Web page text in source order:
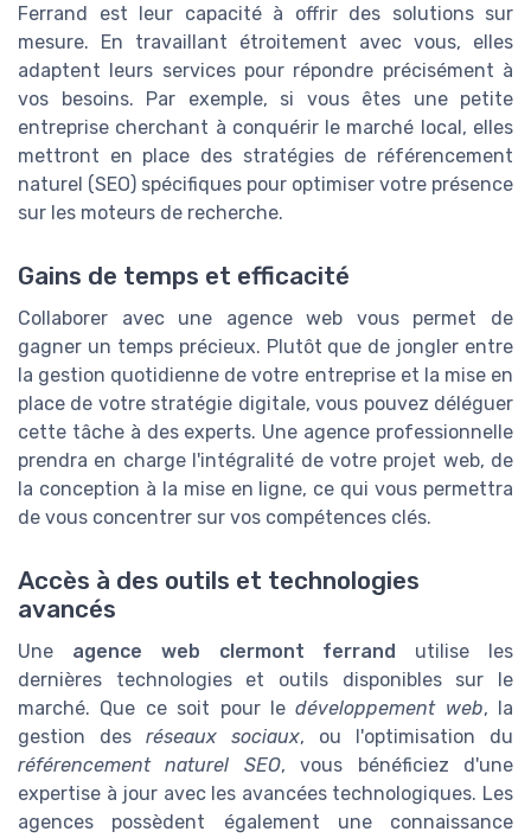
Ferrand est leur capacité à offrir des solutions sur
mesure. En travaillant étroitement avec vous, elles
adaptent leurs services pour répondre précisément à
vos besoins. Par exemple, si vous êtes une petite
entreprise cherchant à conquérir le marché local, elles
mettront en place des stratégies de référencement
naturel (SEO) spécifiques pour optimiser votre présence
sur les moteurs de recherche.
Gains de temps et efficacité
Collaborer avec une agence web vous permet de
gagner un temps précieux. Plutôt que de jongler entre
la gestion quotidienne de votre entreprise et la mise en
place de votre stratégie digitale, vous pouvez déléguer
cette tâche à des experts. Une agence professionnelle
prendra en charge l'intégralité de votre projet web, de
la conception à la mise en ligne, ce qui vous permettra
de vous concentrer sur vos compétences clés.
Accès à des outils et technologies
avancés
Une agence web clermont ferrand
utilise les
dernières technologies et outils disponibles sur le
marché. Que ce soit pour ledéveloppement web, la
gestion des réseaux sociaux, ou l'optimisation du
référencement naturel SEO, vous bénéficiez d'une
expertise à jour avec les avancées technologiques. Les
agences possèdent également une connaissance